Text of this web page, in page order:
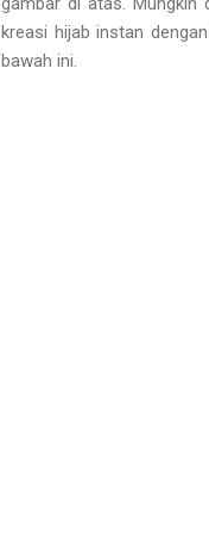
kreasi hijab instan
bawah ini.